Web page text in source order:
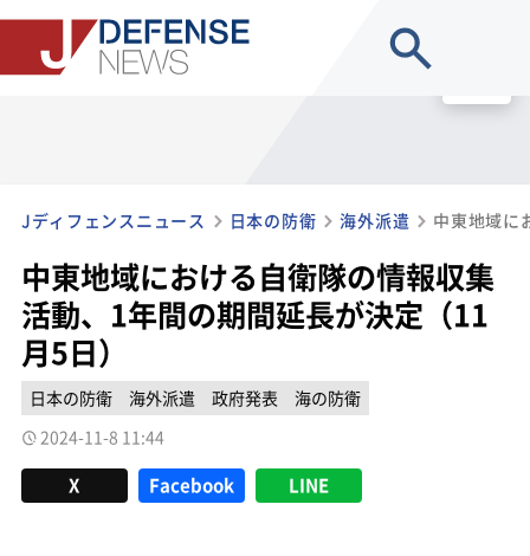
Jディフェンスニュース 日本の防衛 海外派遣
中東地域における自衛隊の情報収集
活動、1年間の期間延長が決定（11
月5日）
日本の防衛 海外派遣 政府発表
海の防衛
2024-11-8 11:44
X Facebook LINE